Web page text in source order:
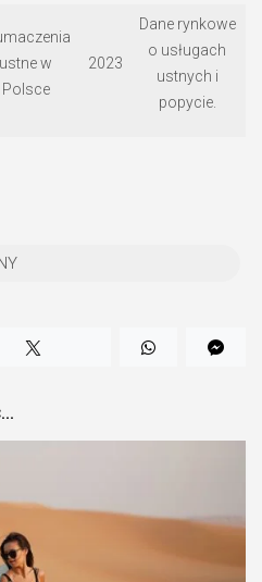
ustne w
Polsce
2023
Dane rynkowe
o usługach
ustnych i
popycie.